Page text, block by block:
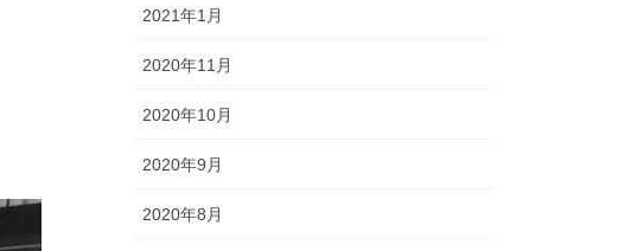
2021年1月
2020年11月
2020年10月
2020年9月
2020年8月